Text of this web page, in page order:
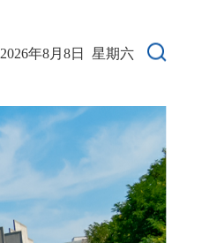
2026年8月8日 星期六